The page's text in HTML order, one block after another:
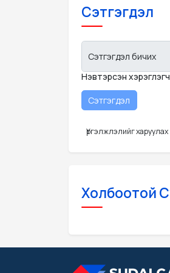
Сэтгэгдэл
Сэтгэгдэл бичих
Нэвтэрсэн
Үргэлжлэлийг харуулах
Холбоотой